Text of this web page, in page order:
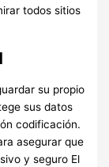
todos sitios
su propio
sus datos
codificación.
asegurar que
y seguro El